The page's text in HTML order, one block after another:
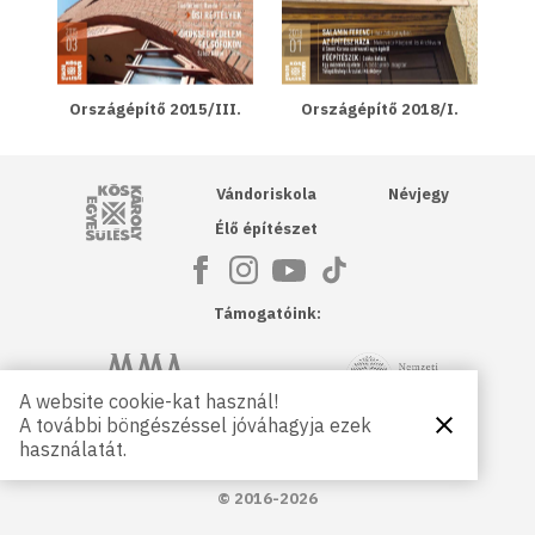
Országépítő 2015/III. Országépítő 2018/I.
Kós Károly Egyesülés
Vándoriskola
Élő építészet
Névjegy
Támogatóink:
Magyar Művészeti Akadémia NKA
Petőfi Kulturális Ügynökség
© 2016-2026
A website cookie-kat használ!
A további böngészéssel jóváhagyja ezek
használatát.
Bezárás